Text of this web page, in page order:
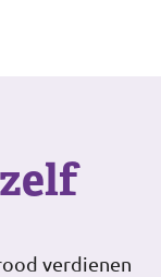
verdienen